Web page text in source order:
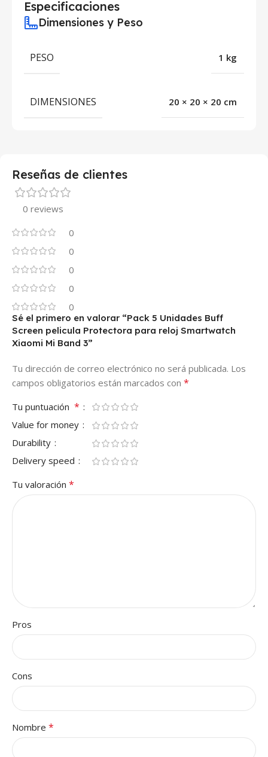
Especificaciones
Dimensiones y Peso
PESO 1 kg
DIMENSIONES 20 × 20 × 20 cm
Reseñas de clientes
0 reviews
0
0
0
0
0
Sé el primero en valorar “Pack 5 Unidades Buff
Screen pelicula Protectora para reloj Smartwatch
Xiaomi Mi Band 3”
Tu dirección de correo electrónico no será publicada. Los
campos obligatorios están marcados con *
Tu puntuación *
Value for money
Durability
Delivery speed
Tu valoración *
Pros
Cons
Nombre *